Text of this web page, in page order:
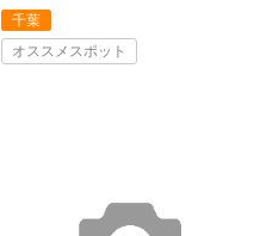
千葉
オススメスポット